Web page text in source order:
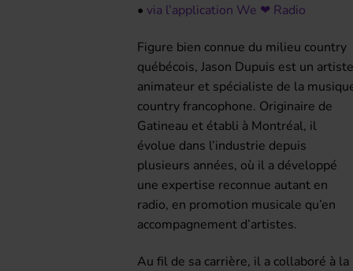
• via l’application We ❤ Radio
Figure bien connue du milieu country
québécois, Jason Dupuis est un
animateur et spécialiste de la
country francophone. Originaire de
Gatineau et établi à Montréal, il
évolue dans l’industrie depuis
plusieurs années, où il a développé
une expertise reconnue autant en
radio, en promotion musicale qu’en
accompagnement d’artistes.
Au fil de sa carrière, il a collaboré à la